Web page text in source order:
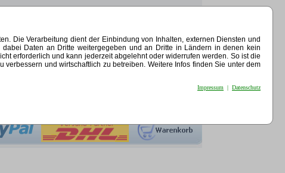
Die Verarbeitung dient der Einbindung von Inhalten, externen Diensten und
Daten an Dritte weitergegeben und an Dritte in Ländern in denen kein
erforderlich und kann jederzeit abgelehnt oder widerrufen werden. So ist die
und wirtschaftlich zu betreiben. Weitere Infos finden Sie unter dem
Impressum | Datenschutz